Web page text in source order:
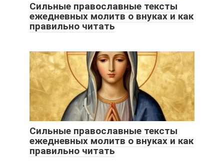
Сильные православные тексты
ежедневных молитв о внуках и как
правильно читать
Сильные православные тексты
ежедневных молитв о внуках и как
правильно читать